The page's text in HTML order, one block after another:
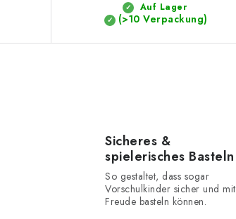
Auf Lager
(>10 Verpackung)
Sicheres &
spielerisches Basteln
So gestaltet, dass sogar
Vorschulkinder sicher und mit
Freude basteln können.